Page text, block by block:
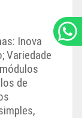
Inova
Variedade
de